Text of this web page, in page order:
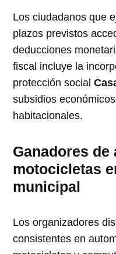
Los ciudadanos que
plazos previstos
deducciones
fiscal incluye la
protección social
subsidios
habitacionales.
Ganadores
motocicletas
municipal
Los organizadores
consistentes en